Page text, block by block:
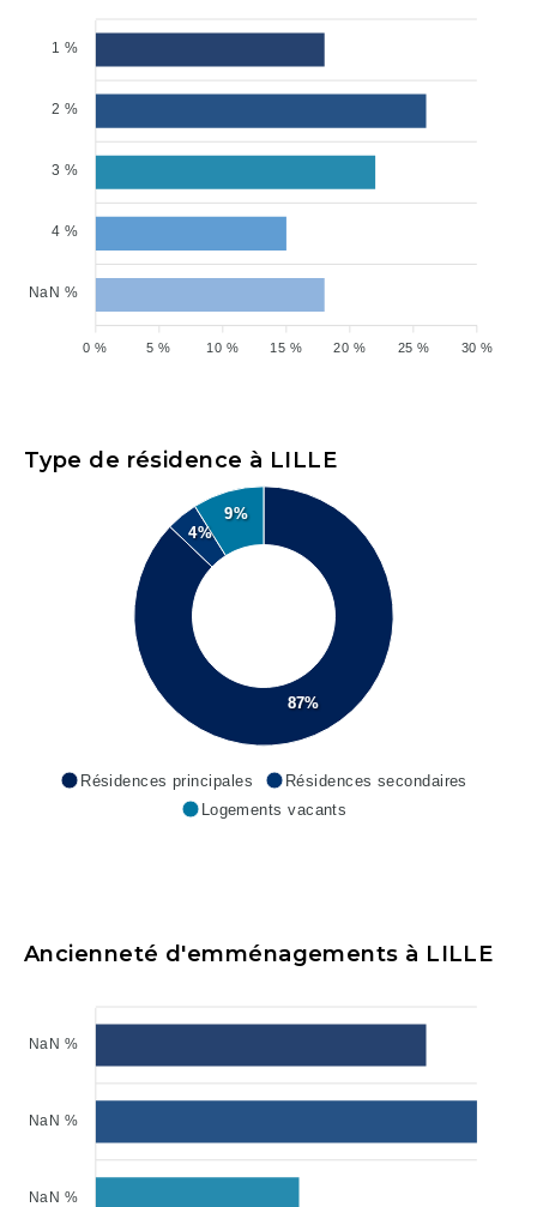
1 %
2 %
3 %
4 %
NaN %
30 %
25 %
20 %
15 %
10 %
5 %
0 %
Type de résidence à LILLE
87%
4%
9%
Résidences principales
Résidences secondaires
Logements vacants
Ancienneté d'emménagements à LILLE
NaN %
NaN %
NaN %